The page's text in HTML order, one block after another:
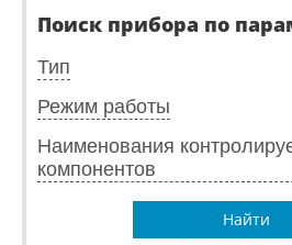
Поиск прибора по
Тип
Режим работы
Наименования
компонентов
Найти